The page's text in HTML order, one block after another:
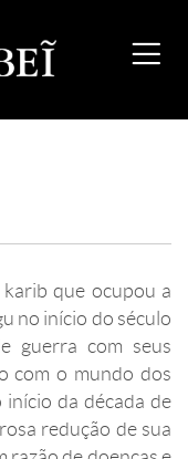
que ocupou a
no início do século
guerra com seus
com o mundo dos
da década de
redução de sua